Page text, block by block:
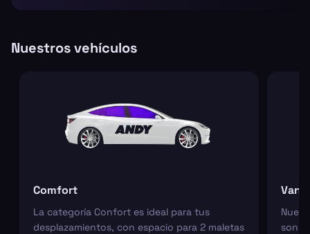
Nuestros vehículos
Comfort
La categoría Confort es ideal para tus
desplazamientos, con espacio para 2 maletas
Van
son